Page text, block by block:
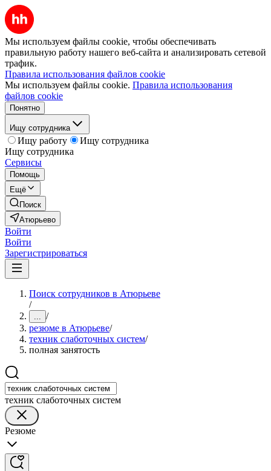
Мы используем файлы cookie, чтобы обеспечивать
правильную работу нашего веб-сайта и анализировать сетевой
трафик.
Правила использования файлов cookie
Мы используем файлы cookie. Правила использования
файлов cookie
Понятно
Ищу сотрудника
Ищу работу
Ищу сотрудника
Ищу сотрудника
Сервисы
Помощь
Ещё
Поиск
Атюрьево
Войти
Войти
Зарегистрироваться
Поиск сотрудников в Атюрьеве
/
... /
резюме в Атюрьеве/
техник слаботочных систем/
полная занятость
техник слаботочных систем
Резюме